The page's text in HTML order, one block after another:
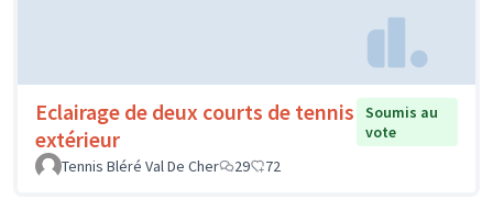
Eclairage de deux courts de tennis
extérieur
Soumis au
vote
Tennis Bléré Val De Cher
29 72